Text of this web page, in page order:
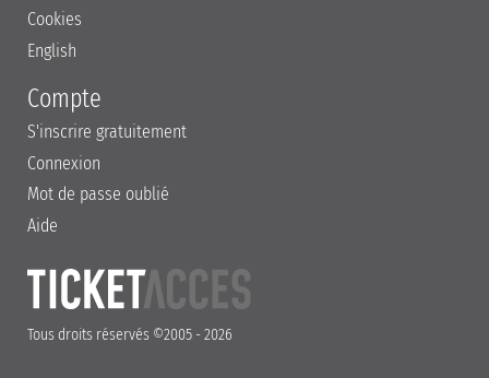
Cookies
English
Compte
S'inscrire gratuitement
Connexion
Mot de passe oublié
Aide
Tous droits réservés ©2005 - 2026